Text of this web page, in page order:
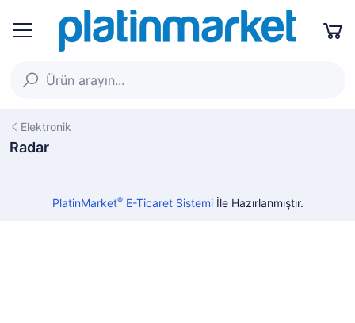
Elektronik
Radar
PlatinMarket®E-Ticaret Sistemiİle Hazırlanmıştır.